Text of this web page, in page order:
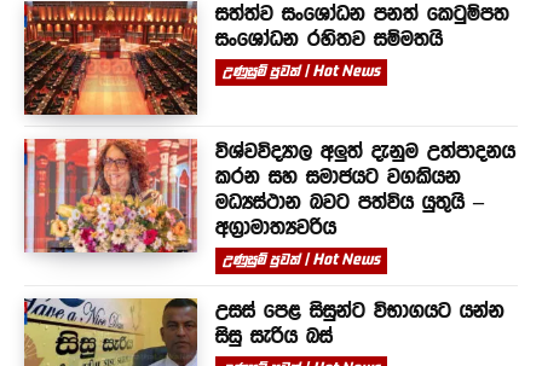
සත්ත්ව සංශෝධන පනත් කෙටුම්පත
සංශෝධන රහිතව සම්මතයි
උණුසුම් පුවත් | Hot News
විශ්වවිද්‍යාල අලුත් දැනුම උත්පාදනය
කරන සහ සමාජයට වගකියන
මධ්‍යස්ථාන බවට පත්විය යුතුයි –
අග්‍රාමාත්‍යවරිය
උණුසුම් පුවත් | Hot News
උසස් පෙළ සිසුන්ට විභාගයට යන්න
සිසු සැරිය බස්